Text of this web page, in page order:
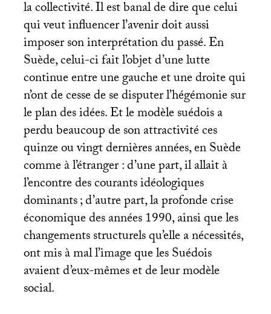
la collectivité. Il est banal de dire que celui
qui veut influencer l’avenir doit aussi
imposer son interprétation du passé. En
Suède, celui-ci fait l’objet d’une lutte
continue entre une gauche et une droite qui
n’ont de cesse de se disputer l’hégémonie sur
le plan des idées. Et le modèle suédois a
perdu beaucoup de son attractivité ces
quinze ou vingt dernières années, en Suède
comme à l’étranger : d’une part, il allait à
l’encontre des courants idéologiques
dominants; d’autre part, la profonde crise
économique des années 1990, ainsi que les
changements structurels qu’elle a nécessités,
ont mis à mal l’image que les Suédois
avaient d’eux-mêmes et de leur modèle
social.